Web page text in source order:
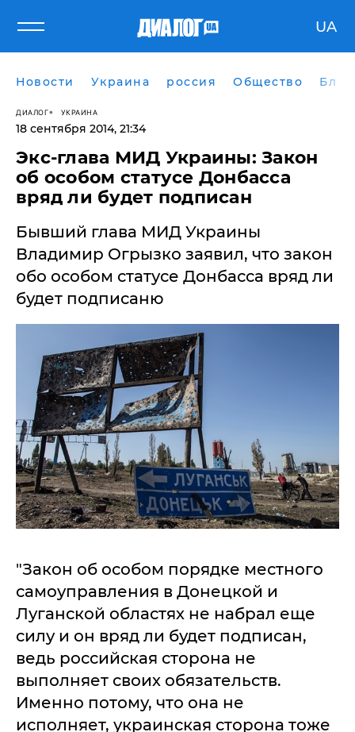
UA
Новости Украина россия Общество
ДИАЛОГ УКРАИНА
18 сентября 2014, 21:34
Экс-глава МИД Украины: Закон
об особом статусе Донбасса
вряд ли будет подписан
Бывший глава МИД Украины
Владимир Огрызко заявил, что закон
обо особом статусе Донбасса вряд ли
будет подписаню
"Закон об особом порядке местного
самоуправления в Донецкой и
Луганской областях не набрал еще
силу и он вряд ли будет подписан,
ведь российская сторона не
выполняет своих обязательств.
Именно потому, что она не
исполняет, украинская сторона тоже